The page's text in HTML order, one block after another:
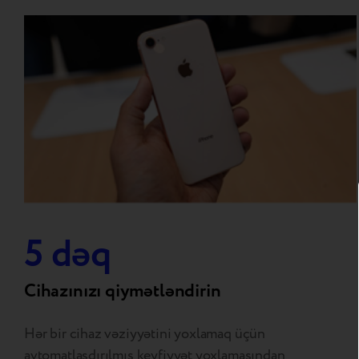
5 dəq
Cihazınızı qiymətləndirin
Hər bir cihaz vəziyyətini yoxlamaq üçün